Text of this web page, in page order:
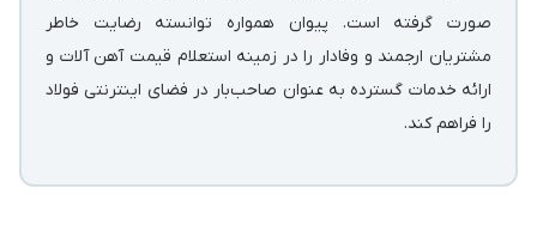
صورت گرفته است. پیوان همواره توانسته رضایت خاطر
مشتریان ارجمند و وفادار را در زمینه استعلام قیمت آهن آلات و
ارائه خدمات گسترده به عنوان صاحب‌بار در فضای اینترنتی فولاد
را فراهم کند.